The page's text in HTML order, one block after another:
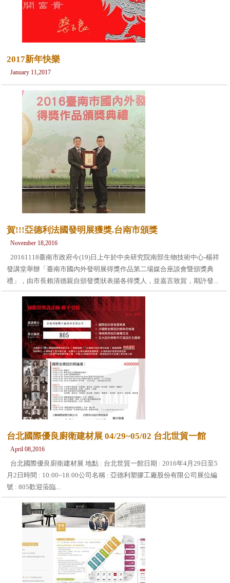
2017新年快樂
January 11,2017
賀!!!亞德利法國發明展獲獎.台南市頒獎
November 18,2016
20161118臺南市政府今(19)日上午於中央研究院南部生物技術中心-楊祥
發講堂舉辦「臺南市國內外發明展得獎作品第二場媒合座談會暨頒獎典
禮」，由市長賴清德親自頒發獎狀表揚各得獎人，並嘉言致賀，期許發...
台北國際優良廚衛建材展 04/29~05/02 台北世貿一館
April 08,2016
台北國際優良廚衛建材展 地點 : 台北世貿一館日期 : 2016年4月29日至5
月2日時間 : 10:00~18:00公司名稱 : 亞德利塑膠工廠股份有限公司展位編
號 : 805歡迎蒞臨...